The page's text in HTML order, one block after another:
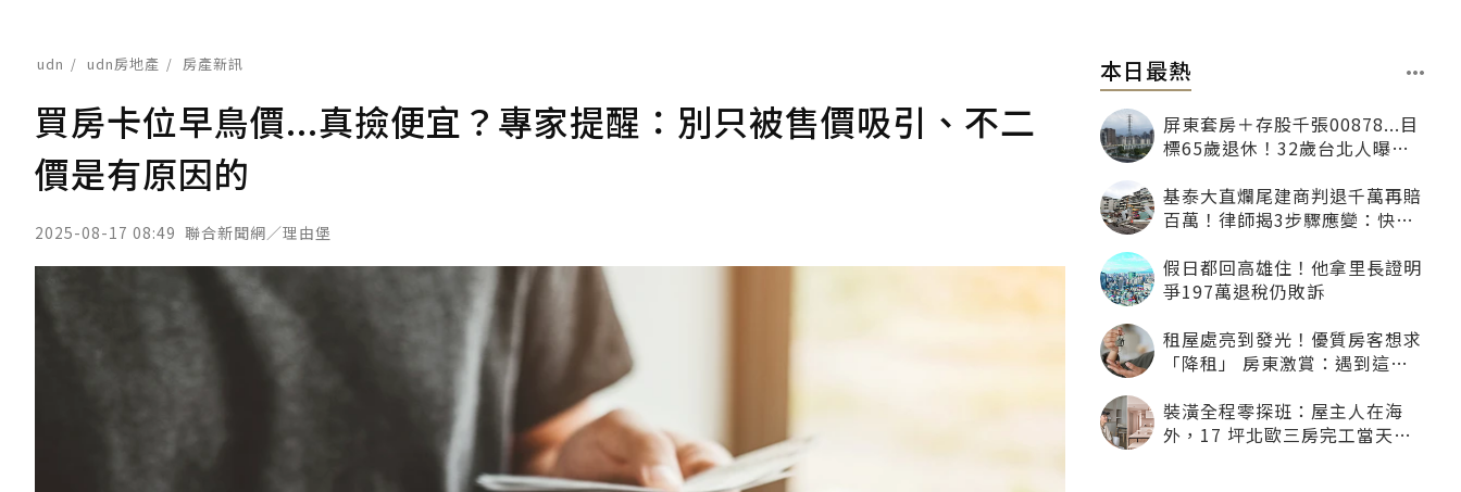
udn udn房地產 房產新訊
買房卡位早鳥價...真撿便宜？專家提醒：別只被售價吸引、不二
價是有原因的
2025-08-17 08:49 聯合新聞網／理由堡
本日最熱
屏東套房＋存股千張00878...目
標65歲退休！32歲台北人曝：
基泰大直爛尾建商判退千萬再賠
百萬！律師揭3步驟應變：快通
假日都回高雄住！他拿里長證明
爭197萬退稅仍敗訴
租屋處亮到發光！優質房客想求
「降租」 房東激賞：遇到這種
裝潢全程零探班：屋主人在海
外，17 坪北歐三房完工當天才